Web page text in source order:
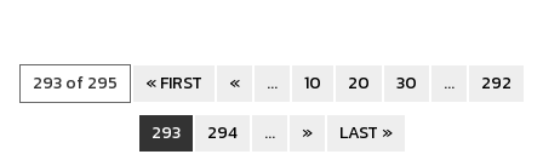
293 of 295 « FIRST « ... 10 20 30 ...
292
293
294 ... » LAST »